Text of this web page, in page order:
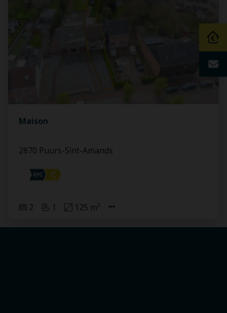
Maison
2870 Puurs-Sint-Amands
2 1 125 m²